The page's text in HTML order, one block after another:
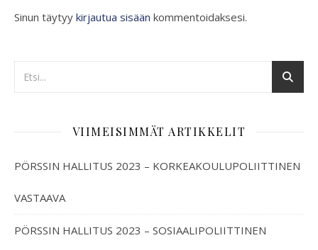
Sinun täytyy kirjautua sisään kommentoidaksesi.
VIIMEISIMMÄT ARTIKKELIT
PÖRSSIN HALLITUS 2023 – KORKEAKOULUPOLIITTINEN
VASTAAVA
PÖRSSIN HALLITUS 2023 – SOSIAALIPOLIITTINEN